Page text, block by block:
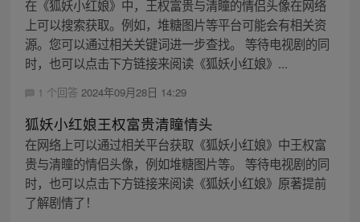
在《狐妖小红娘》中，王权富贵与清瞳的情侣头像在网络
上可以搜索获取。例如，堆糖图片等平台可能会有相关资
源。您可以通过相关关键词进一步查找。 等待电视剧的同
时，也可以点击下方链接来阅读《狐妖小红娘》...
1 个回答 2024年09月28日 14:29
狐妖小红娘王权富贵清瞳情头
在网络上可以通过相关平台获取《狐妖小红娘》中王权富
贵与清瞳的情侣头像，例如堆糖图片等。 等待电视剧的同
时，也可以点击下方链接来阅读《狐妖小红娘》原著提前
了解剧情了！